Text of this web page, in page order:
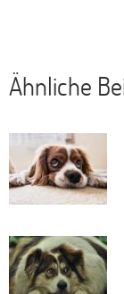
Ähnliche